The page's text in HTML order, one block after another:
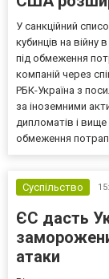
У санкційний
кубинців на війну
під обмеження
компаній через
РБК-Україна з
за іноземними
дипломатів і вище
обмеження
Суспільство
ЄС дасть
атаки